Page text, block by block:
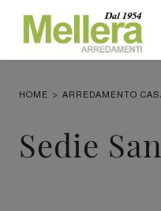
HOME > ARREDAMENTO
Sedie